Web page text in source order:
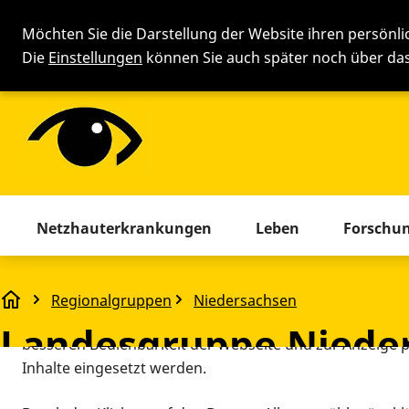
Möchten Sie die Darstellung der Website ihren
Die Einstellungen können Sie auch später noch über
Menü mit allen Seiten.
Netzhauterkrankungen Leben
Regionalgruppen Niedersachsen
Landesgruppe Niedersachsen
Landesgruppe
Cookie-
beinhaltet Cookies und Tracking-Tools, die für den
besseren Bedienbarkeit der Webseite und zur Anzeige
Inhalte eingesetzt werden.